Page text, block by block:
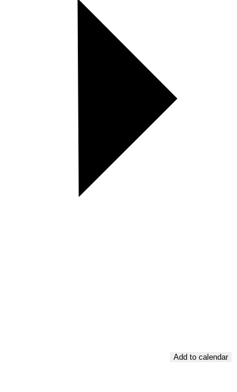
Add to calendar